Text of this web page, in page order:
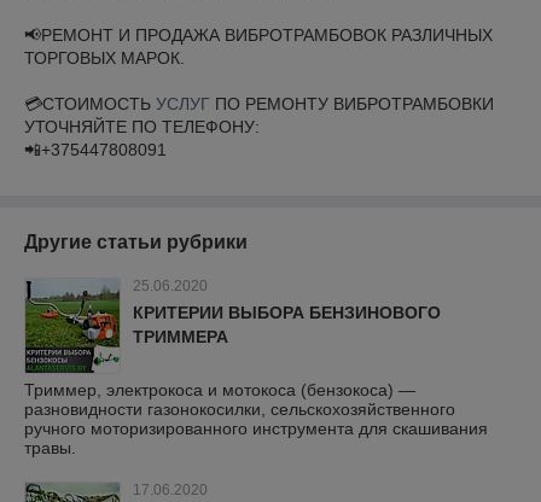
📢РЕМОНТ И ПРОДАЖА ВИБРОТРАМБОВОК РАЗЛИЧНЫХ
ТОРГОВЫХ МАРОК.⠀
💳СТОИМОСТЬ УСЛУГ ПО РЕМОНТУ ВИБРОТРАМБОВКИ
УТОЧНЯЙТЕ ПО ТЕЛЕФОНУ:⠀⠀⠀
📲+375447808091⠀⠀
Другие статьи рубрики
25.06.2020
КРИТЕРИИ ВЫБОРА БЕНЗИНОВОГО
ТРИММЕРА
Триммер, электрокоса и мотокоса (бензокоса) —
разновидности газонокосилки, сельскохозяйственного
ручного моторизированного инструмента для скашивания
травы.
17.06.2020